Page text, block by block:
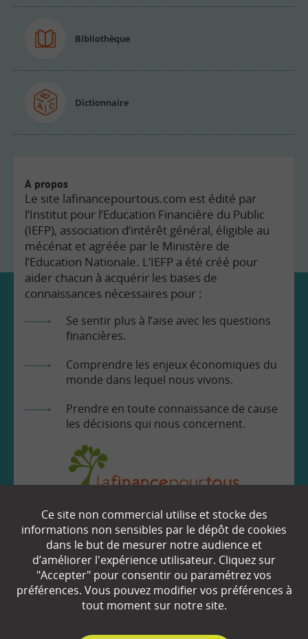
Bibliothèque
Dictionnaire
À propos
Le site lafinancepourtous.com est édité par
l’Institut pour l’Education Financière du Public
(IEFP), association d’intérêt général, éligible au
mécénat et agréée par le Ministère de
l’Education Nationale. L’IEFP a été créé pour
aider chacun à acquérir les bases de
connaissances nécessaires pour :
Se sentir plus à l’aise avec les questions
financières.
Comprendre les enjeux économiques du
monde dans lequel nous vivons.
Prendre en toute connaissance de cause
les décisions qui nous concernent.
EN SAVOIR
Qui sommes-nous ?
Partenaires
Ce site non commercial utilise et stocke des
informations non sensibles par le dépôt de cookies
dans le but de mesurer notre audience et
d’améliorer l'expérience utilisateur. Cliquez sur
"Accepter" pour consentir ou paramétrez vos
préférences. Vous pouvez modifier vos préférences à
tout moment sur notre site.